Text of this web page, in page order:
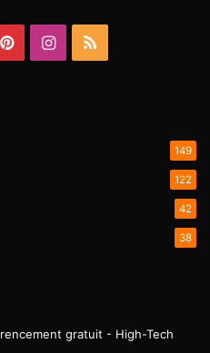
PinterestInstagram
RSS
149
122
42
38
gratuit - High-Tech